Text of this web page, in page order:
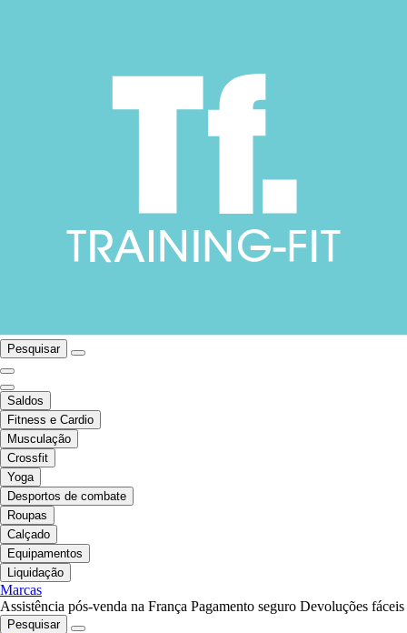
Pesquisar
Saldos
Fitness e Cardio
Musculação
Crossfit
Yoga
Desportos de combate
Roupas
Calçado
Equipamentos
Liquidação
Marcas
Assistência pós-venda na França Pagamento seguro Devoluções fáceis
Pesquisar